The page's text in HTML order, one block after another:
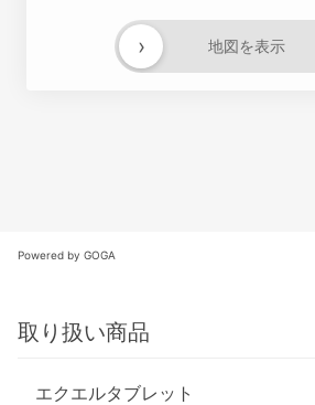
地図を表示
›
Powered by GOGA
取り扱い商品
エクエルタブレット